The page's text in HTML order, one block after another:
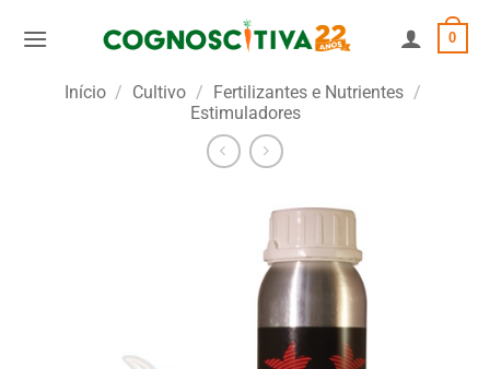
0
Início / Cultivo / Fertilizantes e Nutrientes /
Estimuladores